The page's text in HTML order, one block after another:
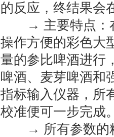
的反应，终结果会
→ 主要特点：在
操作方便的彩色大
量的参比啤酒进行
啤酒、麦芽啤酒和
指标输入仪器，所
校准便可一步完成
→ 所有参数的精